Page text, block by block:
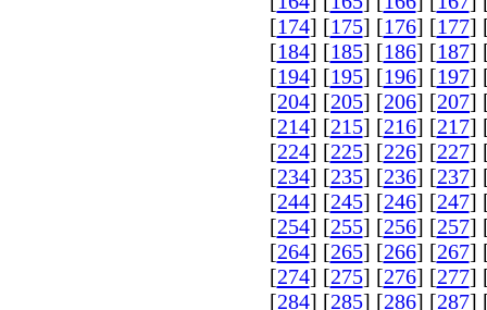
[174] [175] [176] [177]
[184] [185] [186] [187]
[194] [195] [196] [197]
[204] [205] [206] [207]
[214] [215] [216] [217]
[224] [225] [226] [227]
[234] [235] [236] [237]
[244] [245] [246] [247]
[254] [255] [256] [257]
[264] [265] [266] [267]
[274] [275] [276] [277]
[284] [285] [286] [287]